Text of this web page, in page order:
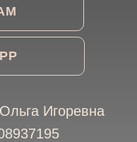
Игоревна